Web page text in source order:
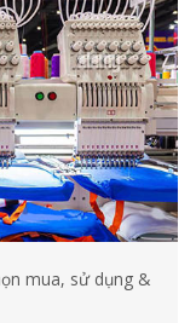
mua, sử dụng &